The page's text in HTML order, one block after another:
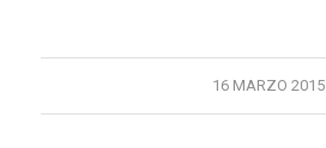
16 MARZO 2015